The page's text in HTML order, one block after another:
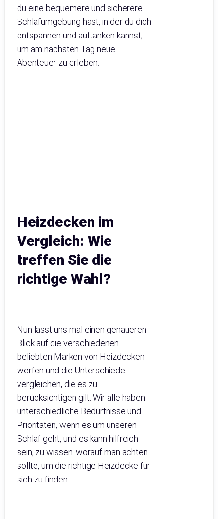
du eine bequemere und sicherere
Schlafumgebung hast, in der du dich
entspannen und auftanken kannst,
um am nächsten Tag neue
Abenteuer zu erleben.
Heizdecken im
Vergleich: Wie
treffen Sie die
richtige Wahl?
Nun lasst uns mal einen genaueren
Blick auf die verschiedenen
beliebten Marken von Heizdecken
werfen und die Unterschiede
vergleichen, die es zu
berücksichtigen gilt. Wir alle haben
unterschiedliche Bedürfnisse und
Prioritäten, wenn es um unseren
Schlaf geht, und es kann hilfreich
sein, zu wissen, worauf man achten
sollte, um die richtige Heizdecke für
sich zu finden.